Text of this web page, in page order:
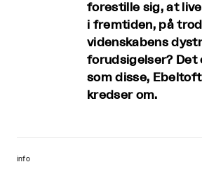
forestille sig, at
i fremtiden, på
videnskabens
forudsigelser? Det
som disse,
kredser om.
info